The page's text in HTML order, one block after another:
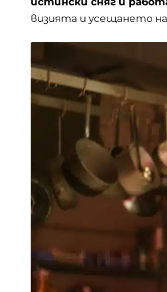
визията и усещането